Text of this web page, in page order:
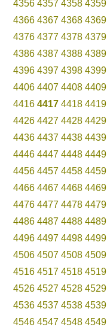
4356 4357 4358 4359
4366 4367 4368 4369
4376 4377 4378 4379
4386 4387 4388 4389
4396 4397 4398 4399
4406 4407 4408 4409
4416 4417 4418 4419
4426 4427 4428 4429
4436 4437 4438 4439
4446 4447 4448 4449
4456 4457 4458 4459
4466 4467 4468 4469
4476 4477 4478 4479
4486 4487 4488 4489
4496 4497 4498 4499
4506 4507 4508 4509
4516 4517 4518 4519
4526 4527 4528 4529
4536 4537 4538 4539
4546 4547 4548 4549